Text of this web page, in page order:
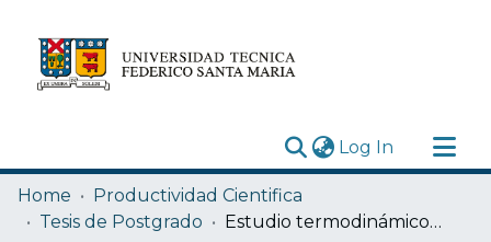
Log In (current)
Research Outputs
Statistics
Home
Productividad Cientifica
Tesis de Postgrado
Estudio termodinámico en sistemas multicapas de grafeno en presencia de campo magnético externo